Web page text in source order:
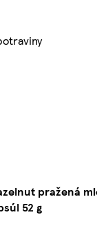
pražená
52 g